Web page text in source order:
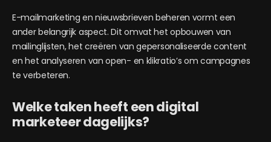
E-mailmarketing en nieuwsbrieven beheren vormt een
ander belangrijk aspect. Dit omvat het opbouwen van
mailinglijsten, het creëren van gepersonaliseerde content
en het analyseren van open- en klikratio’s om campagnes
te verbeteren.
Welke taken heeft een digital
marketeer dagelijks?